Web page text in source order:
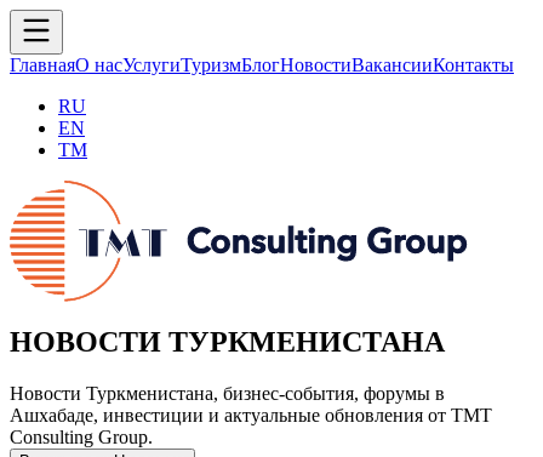
ГлавнаяО насУслугиТуризмБлогНовостиВакансииКонтакты
RU
EN
TM
НОВОСТИ ТУРКМЕНИСТАНА
Новости Туркменистана, бизнес-события, форумы в
Ашхабаде, инвестиции и актуальные обновления от TMT
Consulting Group.